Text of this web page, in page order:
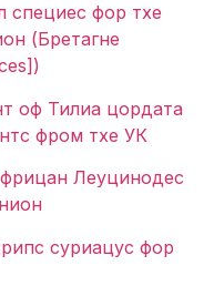
специес фор тхе
(Бретагне
оф Тилиа цордата
фром тхе УК
Леуцинодес
сyриацус фор